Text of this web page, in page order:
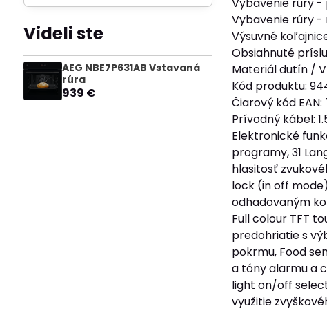
Vybavenie rúry -
Vybavenie rúry -
Výsuvné
Obsiahnuté
Materiál dutín /
Kód produktu:
Čiarový kód EAN:
Prívodný kábel:
Elektronické
programy, 31
hlasitosť
lock (in off
odhadovaným
Full colour TFT
predohriatie s
pokrmu, Food
a tóny alarmu a
light on/off
využitie
Videli ste
AEG NBE7P631AB Vstavaná
rúra
939 €